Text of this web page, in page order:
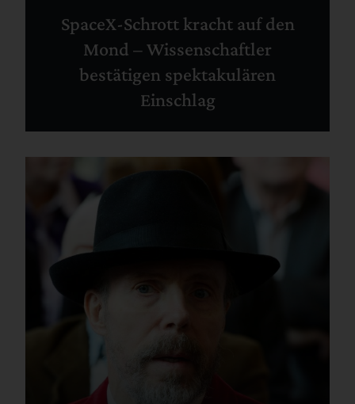
SpaceX-Schrott kracht auf den
Mond – Wissenschaftler
bestätigen spektakulären
Einschlag